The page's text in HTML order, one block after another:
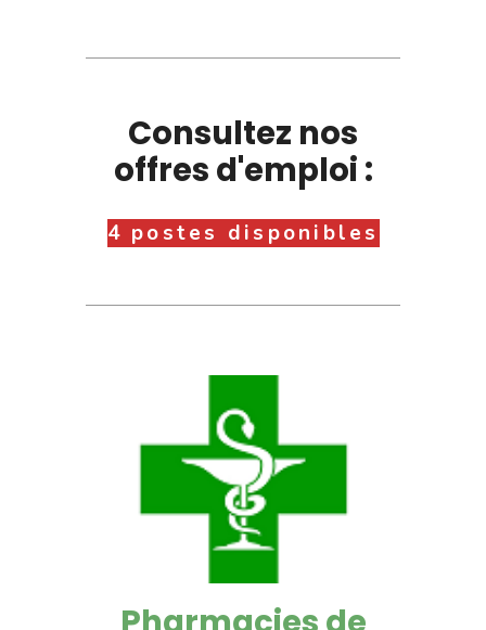
Consultez nos
offres d'emploi :
4 postes disponibles